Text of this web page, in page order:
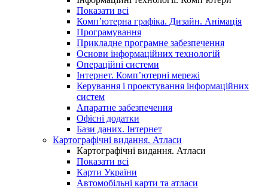
Показати всі
Комп’ютерна графіка. Дизайн. Анімація
Програмування
Прикладне програмне забезпечення
Основи інформаційних технологій
Операційні системи
Інтернет. Комп’ютерні мережі
Керування і проектування інформаційних
систем
Апаратне забезпечення
Офісні додатки
Бази даних. Інтернет
Картографічні видання. Атласи
Картографічні видання. Атласи
Показати всі
Карти України
Автомобільні карти та атласи